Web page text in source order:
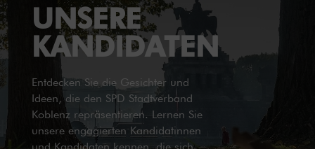
UNSERE
KANDIDATEN
Entdecken Sie die Gesichter und
Ideen, die den SPD Stadtverband
Koblenz repräsentieren. Lernen Sie
unsere engagierten Kandidatinnen
und Kandidaten kennen, die sich